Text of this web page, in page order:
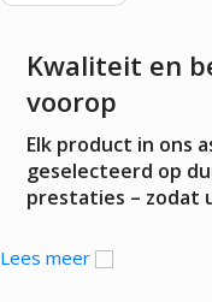
Wanneer kies
dessertbereiding en
wijzen duidelijk naar
slagroomapparaat en
portioneren. Daarmee
vorm van koeling, maar
Kwaliteit en
voorop
Elk product in ons
geselecteerd op
prestaties – zodat
Lees meer